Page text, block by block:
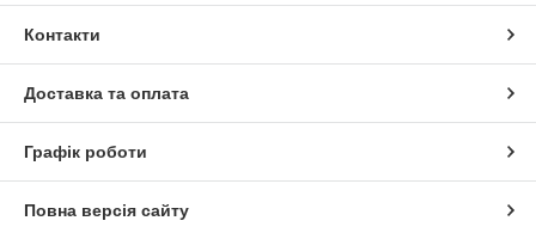
Контакти
Доставка та оплата
Графік роботи
Повна версія сайту